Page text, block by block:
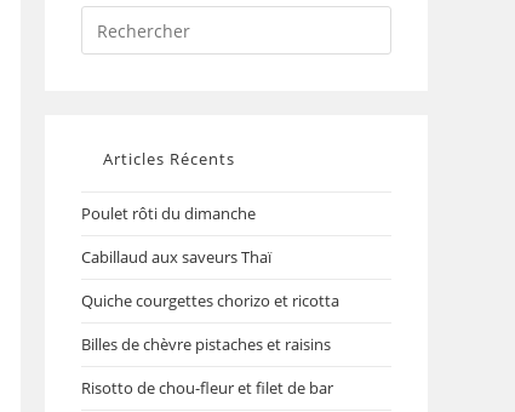
Articles Récents
Poulet rôti du dimanche
Cabillaud aux saveurs Thaï
Quiche courgettes chorizo et ricotta
Billes de chèvre pistaches et raisins
Risotto de chou-fleur et filet de bar